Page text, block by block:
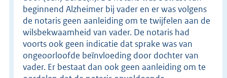
beginnend Alzheimer bij vader en er was volgens
de notaris geen aanleiding om te twijfelen aan de
wilsbekwaamheid van vader. De notaris had
voorts ook geen indicatie dat sprake was van
ongeoorloofde beïnvloeding door dochter van
vader. Er bestaat dan ook geen aanleiding om te